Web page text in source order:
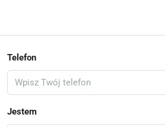
Telefon
Jestem